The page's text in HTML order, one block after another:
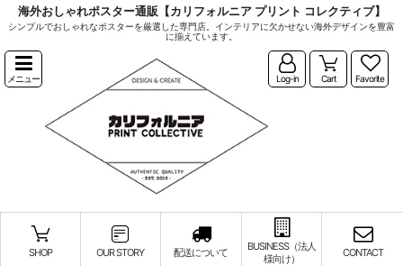
海外おしゃれポスター通販【カリフォルニア プリント コレクティブ】
シンプルでおしゃれなポスターを厳選した専門店。インテリアに欠かせない海外デザインを豊富
に揃えています。
メニュー Log-in Cart Favorite
SHOP OUR STORY 配送について
BUSINESS（法人
様向け）
CONTACT